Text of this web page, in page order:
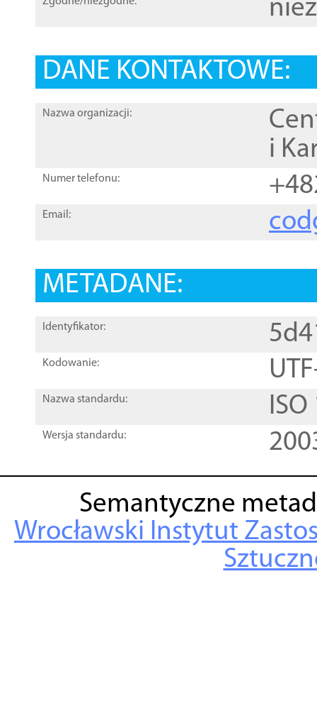
DANE KONTAKTOWE:
Nazwa organizacji:
i
Numer telefonu:
Email:
METADANE:
Identyfikator:
Kodowanie:
Nazwa standardu:
Wersja standardu:
Semantyczne
Wrocławski Instytut